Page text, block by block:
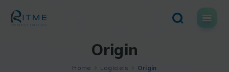
content
Origin
Home Logiciels Origin